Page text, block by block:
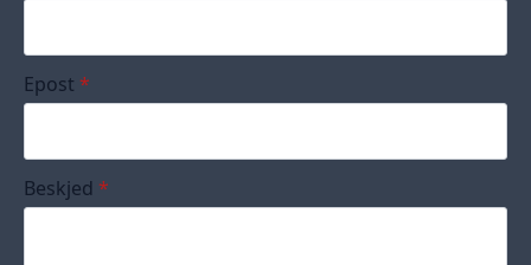
Epost *
Beskjed *